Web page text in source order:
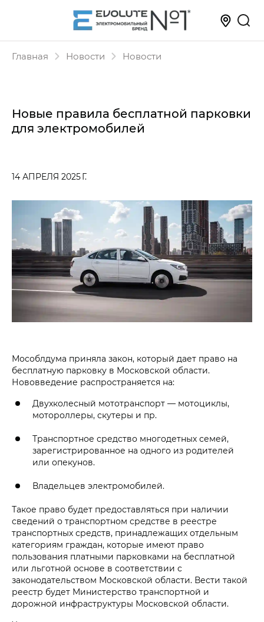
Главная Новости Новости
Новые правила бесплатной парковки
для электромобилей
14 АПРЕЛЯ 2025 Г.
Мособлдума приняла закон, который дает право на
бесплатную парковку в Московской области.
Нововведение распространяется на:
Двухколесный мототранспорт — мотоциклы,
мотороллеры, скутеры и пр.
Транспортное средство многодетных семей,
зарегистрированное на одного из родителей
или опекунов.
Владельцев электромобилей.
Такое право будет предоставляться при наличии
сведений о транспортном средстве в реестре
транспортных средств, принадлежащих отдельным
категориям граждан, которые имеют право
пользования платными парковками на бесплатной
или льготной основе в соответствии с
законодательством Московской области. Вести такой
реестр будет Министерство транспортной и
дорожной инфраструктуры Московской области.